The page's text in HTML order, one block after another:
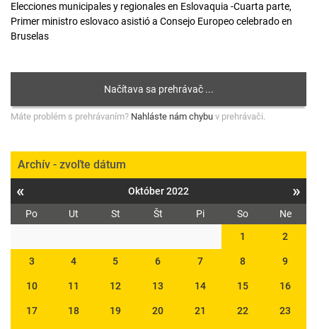
Elecciones municipales y regionales en Eslovaquia -Cuarta parte,
Primer ministro eslovaco asistió a Consejo Europeo celebrado en
Bruselas
Máte problém s prehrávaním? Nahláste nám chybu v prehrávači.
Archív - zvoľte dátum
« Október 2022 »
Po Ut St Št Pi So
Ne
1
2
3 4 5 6 7 8 9
10 11 12 13 14 15 16
17 18 19 20 21 22 23